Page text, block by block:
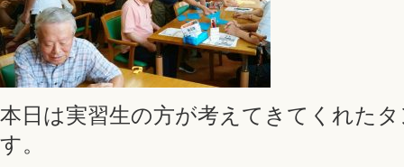
本日は実習生の方が考えてきてくれた
す。